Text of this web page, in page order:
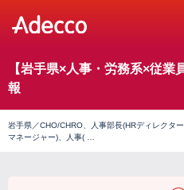
【岩手県×人事・労務系×従
報
岩手県／CHO/CHRO、人事部長(HRディレクタ
マネージャー)、人事( …